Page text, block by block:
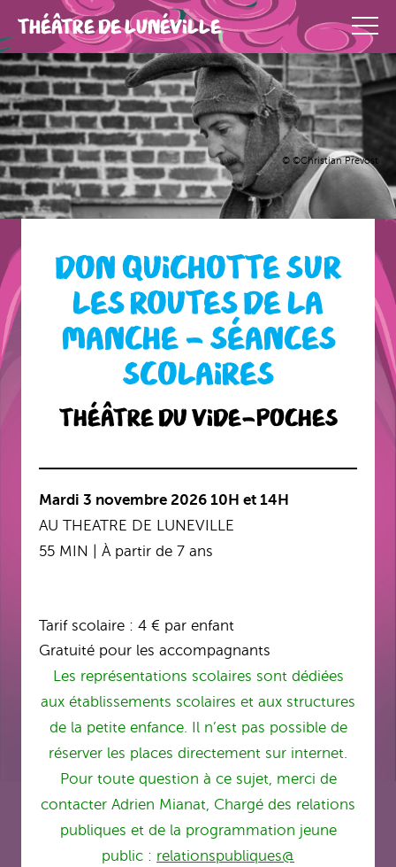
© ©Christian Prevost
DON QUICHOTTE SUR
LES ROUTES DE LA
MANCHE – SÉANCES
SCOLAIRES
Théâtre du Vide-Poches
Mardi 3 novembre 2026 10H et 14H
AU THEATRE DE LUNEVILLE
55 MIN | À partir de 7 ans
Tarif scolaire : 4 € par enfant
Gratuité pour les accompagnants
Les représentations scolaires sont dédiées
aux établissements scolaires et aux structures
de la petite enfance. Il n’est pas possible de
réserver les places directement sur internet.
Pour toute question à ce sujet, merci de
contacter Adrien Mianat, Chargé des relations
publiques et de la programmation jeune
public : relationspubliques@
THÉÂTRE DE LUNÉVILLE